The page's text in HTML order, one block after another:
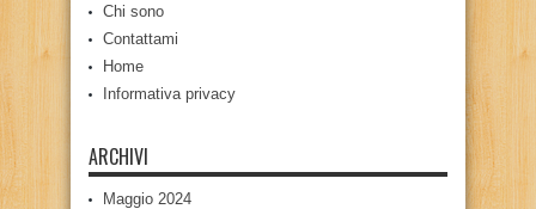
Chi sono
Contattami
Home
Informativa privacy
ARCHIVI
Maggio 2024